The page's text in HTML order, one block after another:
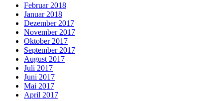
Februar 2018
Januar 2018
Dezember 2017
November 2017
Oktober 2017
September 2017
August 2017
Juli 2017
Juni 2017
Mai 2017
April 2017